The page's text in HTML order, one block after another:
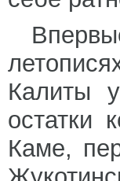
Калиты
остатки
Каме,